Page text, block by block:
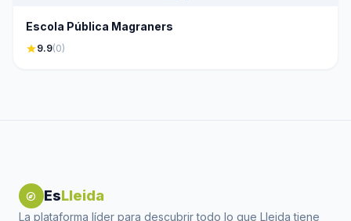
Escola Pública Magraners
star9.9(0)
explore EsLleida
La plataforma líder para descubrir todo lo que Lleida tiene